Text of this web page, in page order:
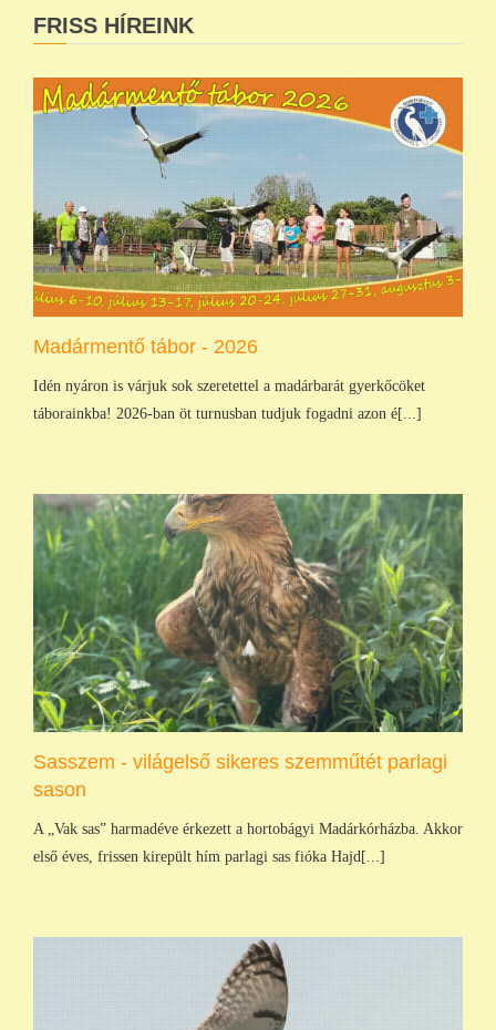
FRISS HÍREINK
Madármentő tábor - 2026
Idén nyáron is várjuk sok szeretettel a madárbarát gyerkőcöket
táborainkba! 2026-ban öt turnusban tudjuk fogadni azon é[...]
Sasszem - világelső sikeres szemműtét parlagi
sason
A „Vak sas” harmadéve érkezett a hortobágyi Madárkórházba. Akkor
első éves, frissen kirepült hím parlagi sas fióka Hajd[...]